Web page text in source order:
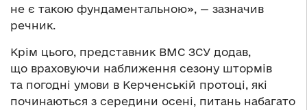
не є такою фундаментальною», — зазначив
речник.
Крім цього, представник ВМС ЗСУ додав,
що враховуючи наближення сезону штормів
та погодні умови в Керченській протоці, які
починаються з середини осені, питань набагато